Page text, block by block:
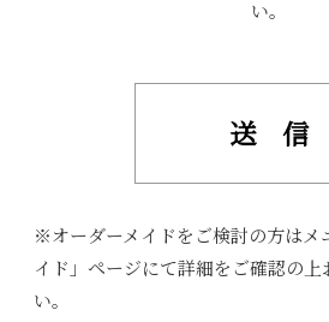
い。
※オーダーメイドをご検討の方はメ
イド」ページにて詳細をご確認の上
い。